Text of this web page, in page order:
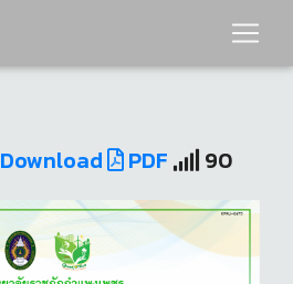
Download PDF 90